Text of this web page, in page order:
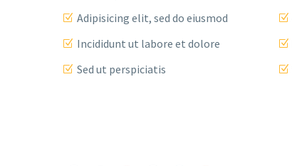
Adipisicing elit, sed do eiusmod
Incididunt ut labore et dolore
Sed ut perspiciatis